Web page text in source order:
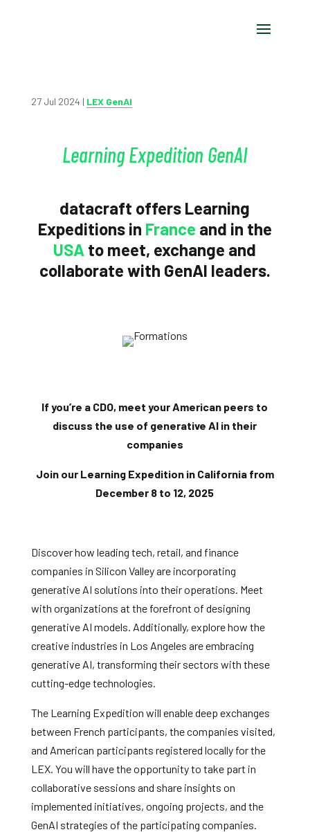
27 Jul 2024 | LEX GenAI
Learning Expedition GenAI
datacraft offers Learning
Expeditions in France and in the
USA to meet, exchange and
collaborate with GenAI leaders.
If you’re a CDO, meet your American peers to
discuss the use of generative AI in their
companies
Join our Learning Expedition in California from
December 8 to 12, 2025
Discover how leading tech, retail, and finance
companies in Silicon Valley are incorporating
generative AI solutions into their operations. Meet
with organizations at the forefront of designing
generative AI models. Additionally, explore how the
creative industries in Los Angeles are embracing
generative AI, transforming their sectors with these
cutting-edge technologies.
The Learning Expedition will enable deep exchanges
between French participants, the companies visited,
and American participants registered locally for the
LEX. You will have the opportunity to take part in
collaborative sessions and share insights on
implemented initiatives, ongoing projects, and the
GenAI strategies of the participating companies.